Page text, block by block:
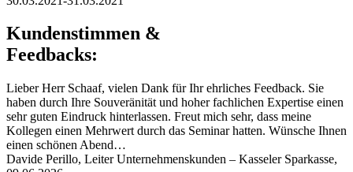
Kundenstimmen &
Feedbacks:
Lieber Herr Schaaf, vielen Dank für Ihr ehrliches Feedback. Sie
haben durch Ihre Souveränität und hoher fachlichen Expertise einen
sehr guten Eindruck hinterlassen. Freut mich sehr, dass meine
Kollegen einen Mehrwert durch das Seminar hatten. Wünsche Ihnen
einen schönen Abend…
Davide Perillo, Leiter Unternehmenskunden – Kasseler Sparkasse,